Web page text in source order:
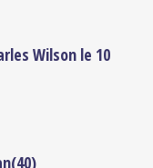
Wilson le 10